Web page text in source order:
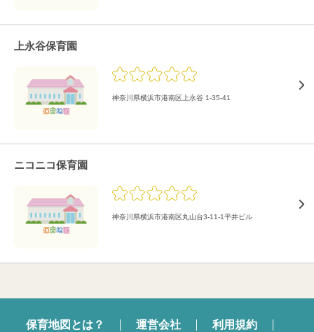
上永谷保育園
神奈川県横浜市港南区上永谷 1-35-41
ニコニコ保育園
神奈川県横浜市港南区丸山台3-11-1平井ビル
保育地図とは？ 運営会社 利用規約